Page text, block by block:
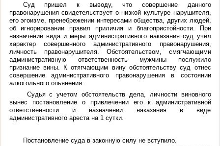
Суд пришел к выводу, что совершение данного
правонарушения свидетельствует о низкой культуре нарушителя,
его эгоизме, пренебрежении интересами общества, других людей,
об игнорировании правил приличия и благопристойности. При
назначении вида и меры административного наказания суд учел
характер совершенного административного правонарушения,
личность правонарушителя. Обстоятельством, смягчающими
административную ответственность мужчины послужило
признание вины. К отягчающим вину обстоятельству суд отнес
совершение административного правонарушения в состоянии
алкогольного опьянения.
Судья с учетом обстоятельств дела, личности виновного
вынес постановление о привлечении его к административной
ответственности и назначении наказания в виде
административного ареста на 1 сутки.
Постановление суда в законную силу не вступило.